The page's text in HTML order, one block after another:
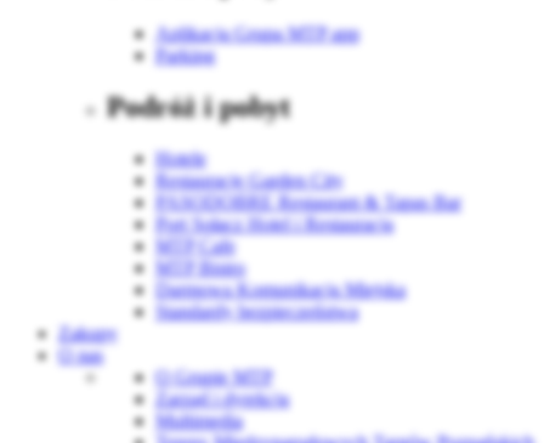
Aplikacja Grupa MTP app
Parking
Podróż i pobyt
Hotele
Restauracje Garden City
PASODOBRE Restaurant & Tapas Bar
Port Sołacz Hotel i Restauracja
MTP Cafe
MTP Bistro
Darmowa Komunikacja Miejska
Standardy bezpieczeństwa
Zakupy
O nas
O Grupie MTP
Zarząd i dyrekcja
Multimedia